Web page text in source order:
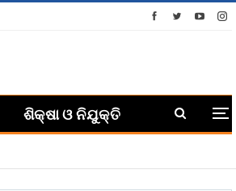
ଶିକ୍ଷା ଓ ନିଯୁକ୍ତି